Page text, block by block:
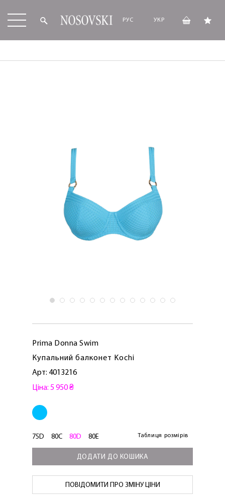
РУС УКР
Prima Donna Swim
Купальний балконет Kochi
Арт: 4013216
Ціна: 5 950 ₴
75D 80C 80D 80E Таблиця розмірів
ДОДАТИ ДО КОШИКА
ПОВІДОМИТИ ПРО ЗМІНУ ЦІНИ